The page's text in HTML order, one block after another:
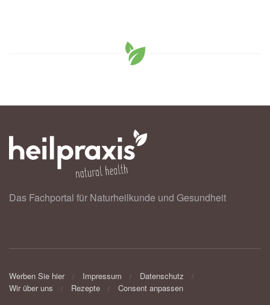
Das Fachportal für Naturheilkunde und Gesundheit
Werben Sie hier Impressum
Datenschutz
Wir über uns
Rezepte Consent anpassen